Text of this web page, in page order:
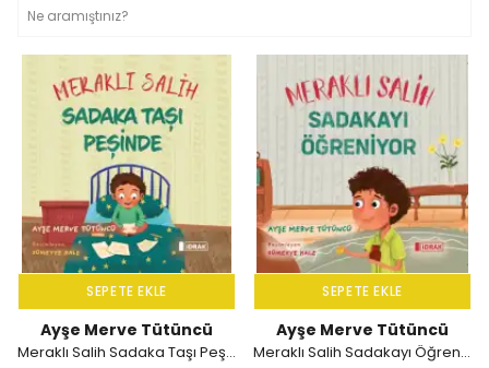
SEPETE EKLE
Ayşe Merve Tütüncü
Meraklı Salih Sadaka Taşı Peşinde
SEPETE EKLE
Ayşe Merve Tütüncü
Meraklı Salih Sadakayı Öğreniyor